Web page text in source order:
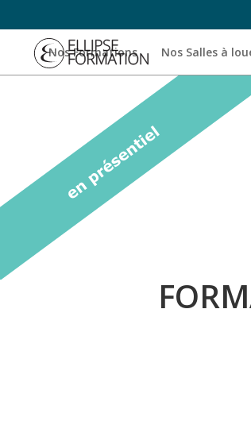
Nos Formations Nos Salles à